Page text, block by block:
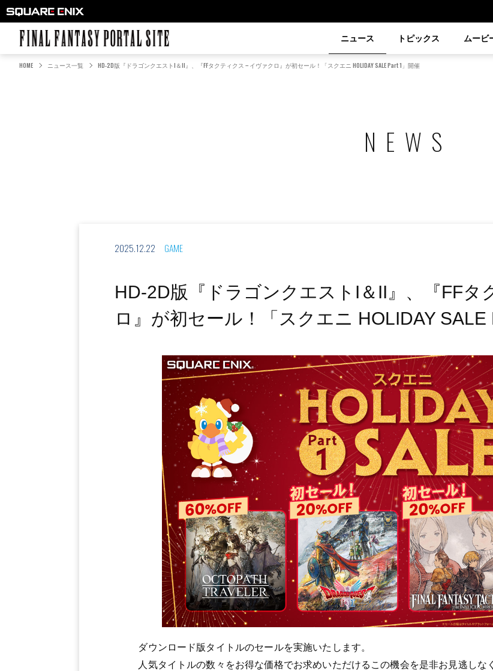
ニュース トピックス ムービ
HOME ニュース一覧 HD-2D版『ドラゴンクエストI＆II』、『FFタクティクス – イヴァクロ』が初セール！「スクエニ HOLIDAY SALE Part 1」開催
NEWS
GAME
2025.12.22
HD-2D版『ドラゴンクエストI＆II』、『FFタ
ロ』が初セール！「スクエニ HOLIDAY SALE
ダウンロード版タイトルのセールを実施いたします。
人気タイトルの数々をお得な価格でお求めいただけるこの機会を是非お見逃しな